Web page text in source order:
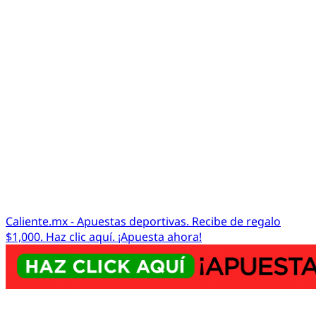
Caliente.mx - Apuestas deportivas. Recibe de regalo
$1,000. Haz clic aquí. ¡Apuesta ahora!